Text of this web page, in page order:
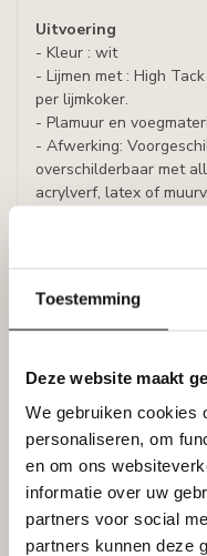
Toestemming
Deze website maakt
We gebruiken cookies
personaliseren, om
en om ons
informatie over uw
partners voor social
partners kunnen deze
Uitvoering
- Kleur : wit
- Lijmen met : High
per lijmkoker.
- Plamuur en
- Afwerking:
overschilderbaar met
acrylverf, latex of
Leverancier
Reviews
Gerelateerde
NMC
NMC Adefix
Op voorraad